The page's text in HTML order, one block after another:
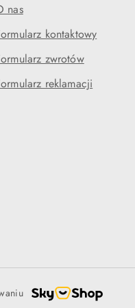
nas
kontaktowy
zwrotów
reklamacji